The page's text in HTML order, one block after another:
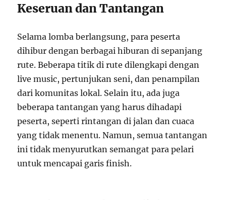
Keseruan dan Tantangan
Selama lomba berlangsung, para peserta
dihibur dengan berbagai hiburan di sepanjang
rute. Beberapa titik di rute dilengkapi dengan
live music, pertunjukan seni, dan penampilan
dari komunitas lokal. Selain itu, ada juga
beberapa tantangan yang harus dihadapi
peserta, seperti rintangan di jalan dan cuaca
yang tidak menentu. Namun, semua tantangan
ini tidak menyurutkan semangat para pelari
untuk mencapai garis finish.